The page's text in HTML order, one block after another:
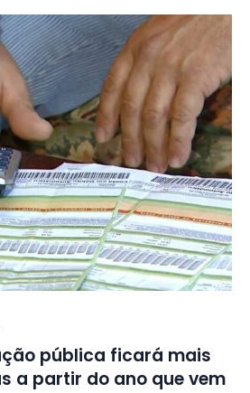
pública ficará mais
a partir do ano que vem